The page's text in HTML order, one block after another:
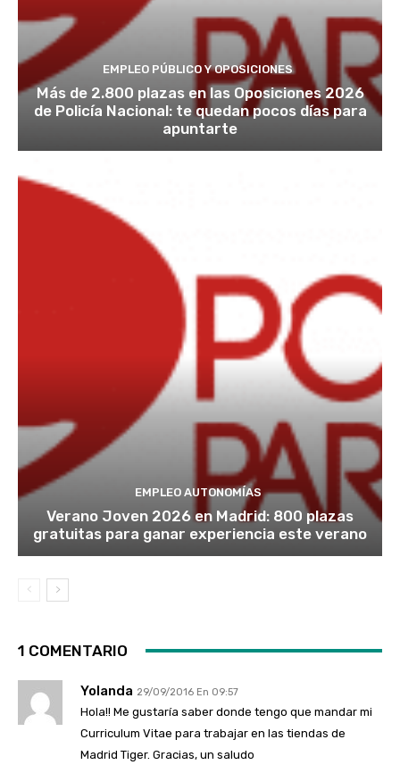
EMPLEO PÚBLICO Y OPOSICIONES
Más de 2.800 plazas en las Oposiciones 2026
de Policía Nacional: te quedan pocos días para
apuntarte
EMPLEO AUTONOMÍAS
Verano Joven 2026 en Madrid: 800 plazas
gratuitas para ganar experiencia este verano
1 COMENTARIO
Yolanda 29/09/2016 En 09:57
Hola!! Me gustaría saber donde tengo que mandar mi
Curriculum Vitae para trabajar en las tiendas de
Madrid Tiger. Gracias, un saludo